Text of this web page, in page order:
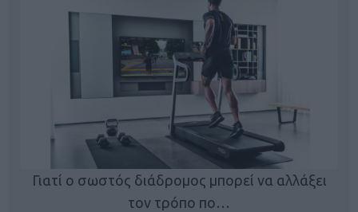
Γιατί ο σωστός διάδρομος μπορεί να αλλάξει
τον τρόπο πο…